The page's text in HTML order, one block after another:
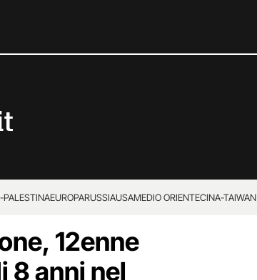
PALESTINAEUROPARUSSIAUSAMEDIO ORIENTECINA-TAIWAN
12enne
8 anni nel